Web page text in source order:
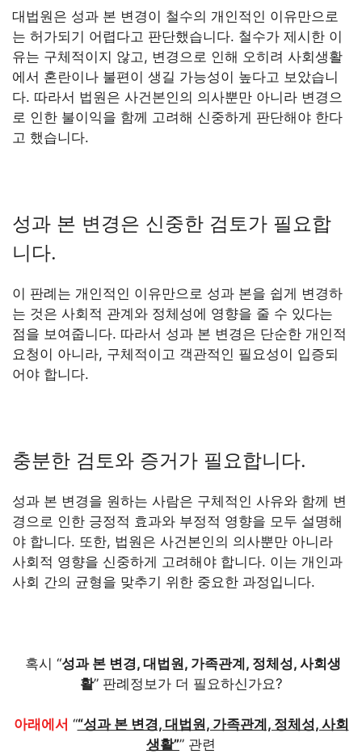
대법원은 성과 본 변경이 철수의 개인적인 이유만으로
는 허가되기 어렵다고 판단했습니다. 철수가 제시한 이
유는 구체적이지 않고, 변경으로 인해 오히려 사회생활
에서 혼란이나 불편이 생길 가능성이 높다고 보았습니
다. 따라서 법원은 사건본인의 의사뿐만 아니라 변경으
로 인한 불이익을 함께 고려해 신중하게 판단해야 한다
고 했습니다.
성과 본 변경은 신중한 검토가 필요합
니다.
이 판례는 개인적인 이유만으로 성과 본을 쉽게 변경하
는 것은 사회적 관계와 정체성에 영향을 줄 수 있다는
점을 보여줍니다. 따라서 성과 본 변경은 단순한 개인적
요청이 아니라, 구체적이고 객관적인 필요성이 입증되
어야 합니다.
충분한 검토와 증거가 필요합니다.
성과 본 변경을 원하는 사람은 구체적인 사유와 함께 변
경으로 인한 긍정적 효과와 부정적 영향을 모두 설명해
야 합니다. 또한, 법원은 사건본인의 의사뿐만 아니라
사회적 영향을 신중하게 고려해야 합니다. 이는 개인과
사회 간의 균형을 맞추기 위한 중요한 과정입니다.
혹시 “성과 본 변경, 대법원, 가족관계, 정체성, 사회생
활” 판례정보가 더 필요하신가요?
아래에서 ““성과 본 변경, 대법원, 가족관계, 정체성, 사회
생활”” 관련